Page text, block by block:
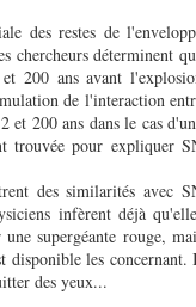
des restes de
chercheurs déterminent
200 ans avant
de l'interaction
et 200 ans dans le cas
trouvée pour expliquer
des similarités avec
infèrent déjà
supergéante rouge,
disponible les concernant.
des yeux...